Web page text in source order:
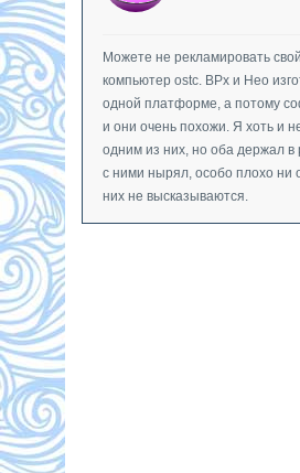
Можете не рекламировать
компьютер ostc. ВРх и Нео
одной платформе, а потому
и они очень похожи. Я хоть и
одним из них, но оба держал в
с ними нырял, особо плохо ни
них не высказываются.